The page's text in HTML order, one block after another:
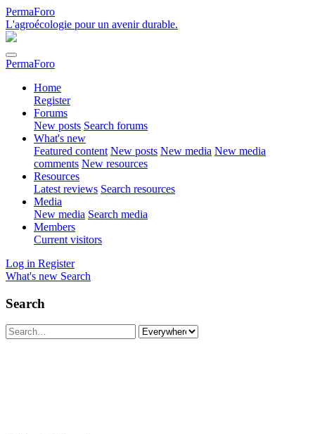
PermaForo
L'agroécologie pour un avenir durable.
PermaForo
Home
Register
Forums
New posts Search forums
What's new
Featured content New posts New media New media
comments New resources
Resources
Latest reviews Search resources
Media
New media Search media
Members
Current visitors
Log in Register
What's new Search
Search